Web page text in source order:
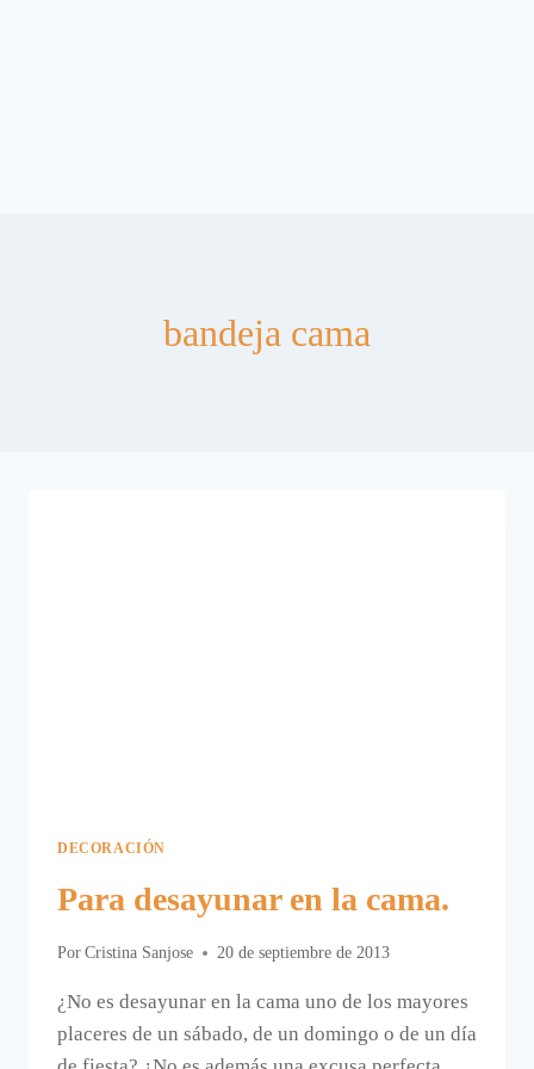
bandeja cama
DECORACIÓN
Para desayunar en la cama.
Por Cristina Sanjose 20 de septiembre de 2013
¿No es desayunar en la cama uno de los mayores
placeres de un sábado, de un domingo o de un día